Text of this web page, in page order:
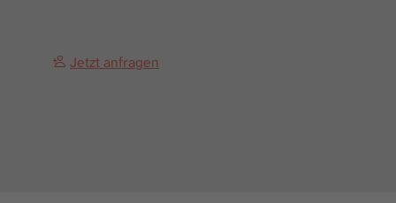
Jetzt anfragen